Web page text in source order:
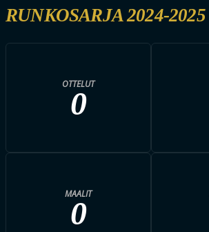
RUNKOSARJA 2024-2025
OTTELUT
0
MAALIT
0